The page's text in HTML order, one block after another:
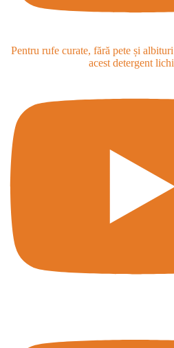
Pentru rufe curate, fără pete și
acest detergent